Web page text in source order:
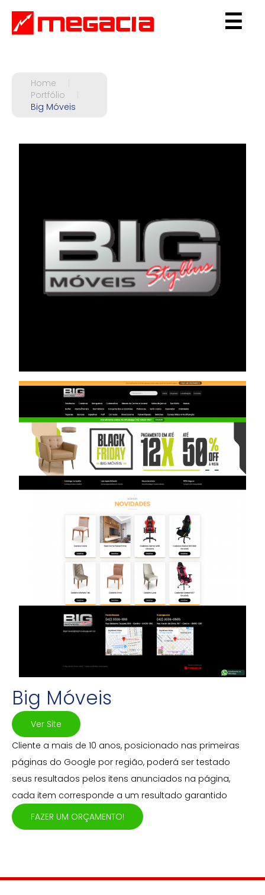
☰
Home
Portfólio
Big Móveis
Big Móveis
Ver Site
Cliente a mais de 10 anos, posicionado nas primeiras
páginas do Google por região, poderá ser testado
seus resultados pelos itens anunciados na página,
cada item corresponde a um resultado garantido
FAZER UM ORÇAMENTO!